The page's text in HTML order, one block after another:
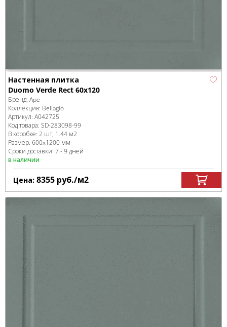
Настенная плитка
Duomo Verde Rect 60x120
Бренд: Ape
Коллекция: Bellagio
Артикул: A042725
Код товара: SD-283098-99
В коробке: 2 шт, 1.44 м2
Размер: 600x1200 мм
Сроки доставки: 7 - 9 дней
в наличии
Цена: 8355 руб./м2